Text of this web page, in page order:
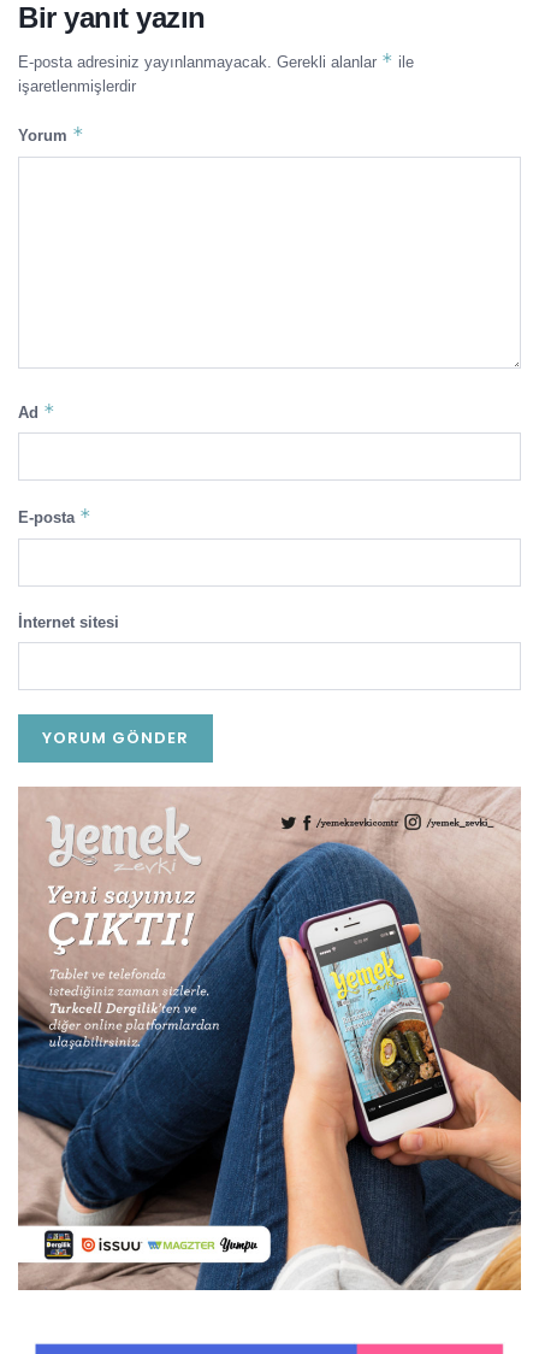
Bir yanıt yazın
E-posta adresiniz yayınlanmayacak. Gerekli alanlar * ile
işaretlenmişlerdir
Yorum *
Ad *
E-posta *
İnternet sitesi